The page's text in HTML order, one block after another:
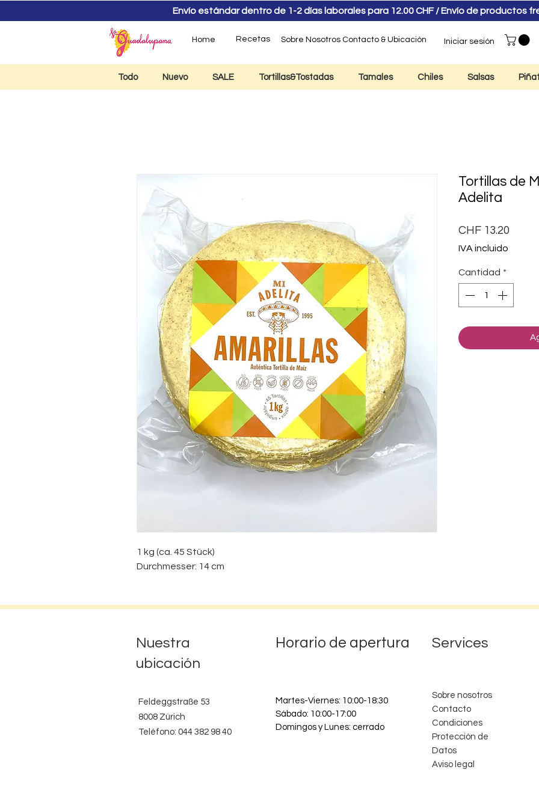
Envío estándar dentro de 1-2 días laborales para 12.00 CHF / Envío de productos
Home Recetas Sobre Nosotros Contacto & Ubicación Iniciar sesión
Todo Nuevo SALE Tortillas&Tostadas Tamales Chiles Salsas
1 kg (ca. 45 Stück)
Durchmesser: 14 cm
Tortillas de
Adelita
CHF 13.20
IVA incluido
Cantidad *
Nuestra
ubicación
Horario de apertura Services
Feldeggstraße 53
8008 Zúrich
Teléfono: 044 382 98 40
Martes-Viernes: 10:00-18:30
Sábado: 10:00-17:00
Domingos y Lunes: cerrado
Sobre nosotros
Contacto
Condiciones
Protección de
Datos
Aviso legal